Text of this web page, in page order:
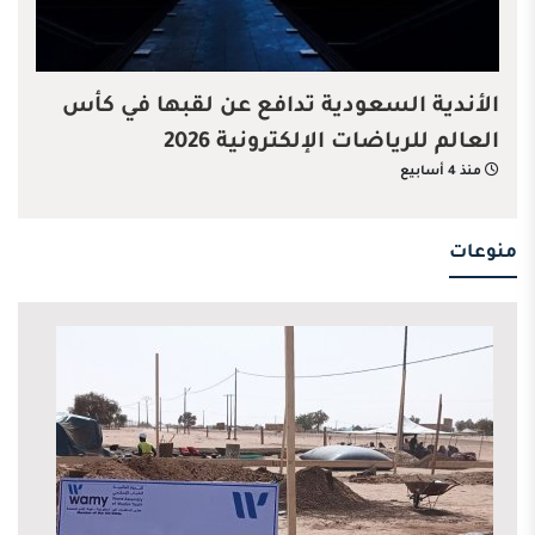
الأندية السعودية تدافع عن لقبها في كأس
العالم للرياضات الإلكترونية 2026
منذ 4 أسابيع
منوعات